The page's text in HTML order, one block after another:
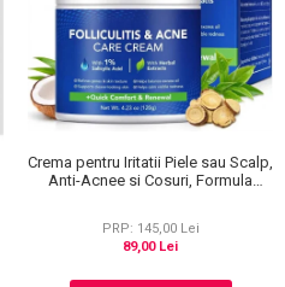
Crema pentru Iritatii Piele sau Scalp,
Anti-Acnee si Cosuri, Formula
PRP: 145,00 Lei
89,00 Lei